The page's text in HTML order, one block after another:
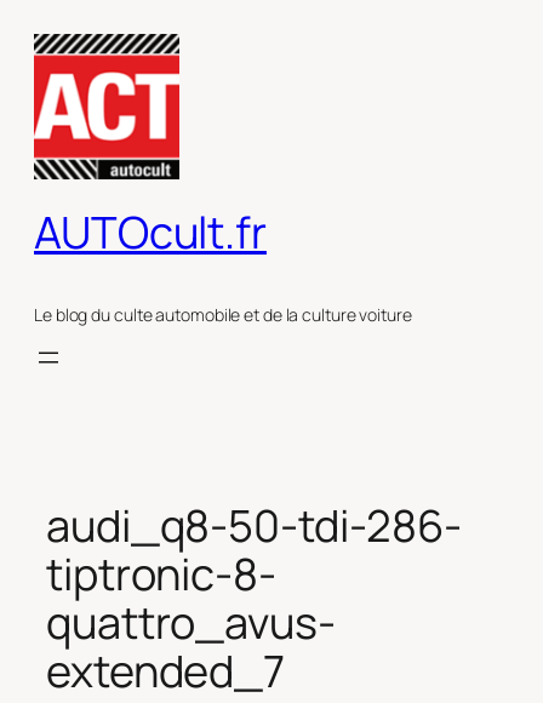
contenu
AUTOcult.fr
Le blog du culte automobile et de la culture voiture
audi_q8-50-tdi-286-
tiptronic-8-
quattro_avus-
extended_7